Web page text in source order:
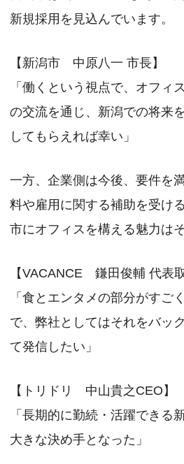
新規採用を見込んでいます。
【新潟市 中原八一 市長】
「働くという視点で、オフィ
の交流を通じ、新潟での将来
してもらえれば幸い」
一方、企業側は今後、要件を
料や雇用に関する補助を受け
市にオフィスを構える魅力は
【VACANCE 鎌田俊輔 代表
「食とエンタメの部分がすご
で、弊社としてはそれをバッ
て発信したい」
【トリドリ 中山貴之CEO】
「長期的に勤続・活躍できる
大きな決め手となった」